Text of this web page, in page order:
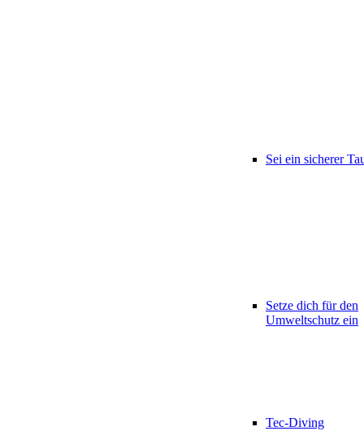
Sei ein sicherer
Setze dich für den
Umweltschutz ein
Tec-Diving